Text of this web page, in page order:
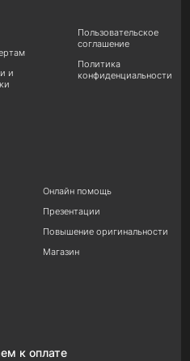
и
Пользовательское
соглашение
Политика
конфиденциальности
Онлайн помощь
Презентации
Повышение оригинальности
Магазин
к оплате